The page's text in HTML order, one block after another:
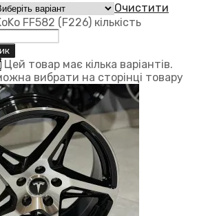
Очистити
FF582 (F226) кількість
Цей товар має кілька варіантів.
вибрати на сторінці товару